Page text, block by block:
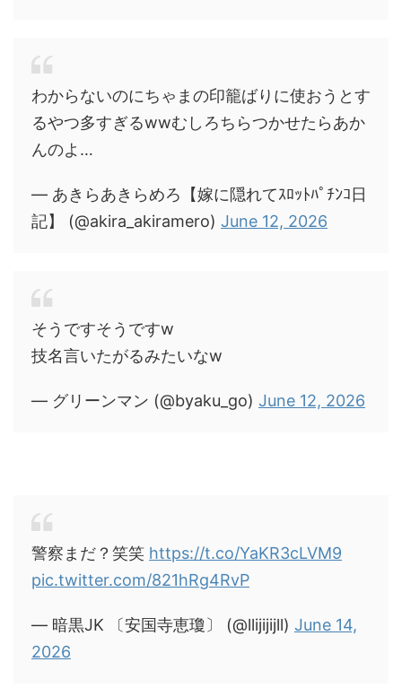
わからないのにちゃまの印籠ばりに使おうとす
るやつ多すぎるwwむしろちらつかせたらあか
んのよ…
— あきらあきらめろ【嫁に隠れてｽﾛｯﾄﾊﾟﾁﾝｺ日
記】 (@akira_akiramero) June 12, 2026
そうですそうですw
技名言いたがるみたいなw
— グリーンマン (@byaku_go) June 12, 2026
警察まだ？笑笑 https://t.co/YaKR3cLVM9
pic.twitter.com/821hRg4RvP
— 暗黒JK 〔安国寺恵瓊〕 (@llijijijll) June 14,
2026